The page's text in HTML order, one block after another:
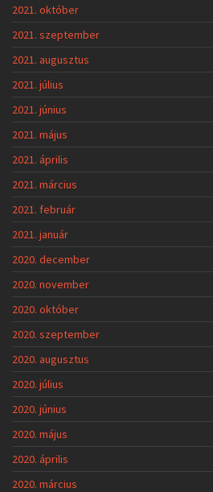
2021. október
2021. szeptember
2021. augusztus
2021. július
2021. június
2021. május
2021. április
2021. március
2021. február
2021. január
2020. december
2020. november
2020. október
2020. szeptember
2020. augusztus
2020. július
2020. június
2020. május
2020. április
2020. március